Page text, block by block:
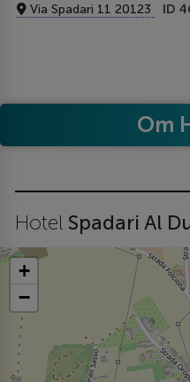
Via Spadari 11 20123 ID
Om
Hotel Spadari Al
+
−